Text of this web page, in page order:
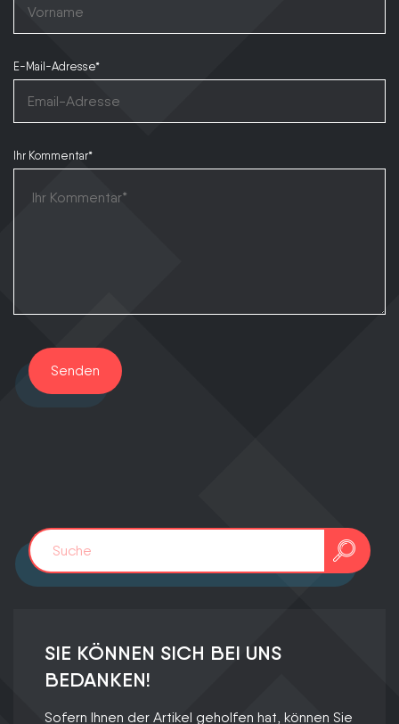
E-Mail-Adresse*
Ihr Kommentar*
SIE KÖNNEN SICH BEI UNS
BEDANKEN!
Sofern Ihnen der Artikel geholfen hat, können Sie